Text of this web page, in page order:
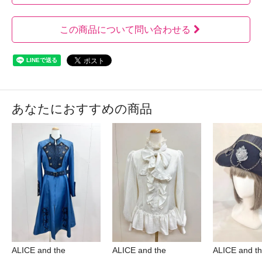
この商品について問い合わせる
あなたにおすすめの商品
ALICE and the
ALICE and the
ALICE and